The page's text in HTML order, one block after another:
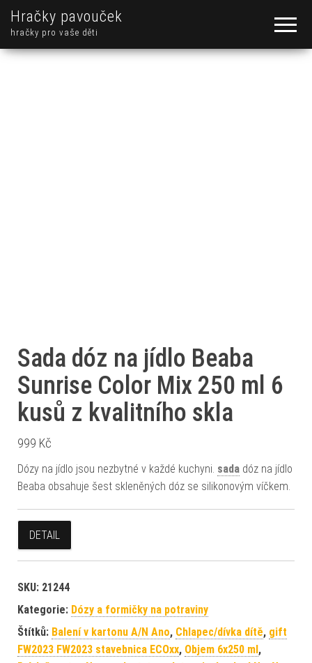
Hračky pavouček
hračky pro vaše děti
Sada dóz na jídlo Beaba
Sunrise Color Mix 250 ml 6
kusů z kvalitního skla
999 Kč
Dózy na jídlo jsou nezbytné v každé kuchyni. sada dóz na jídlo
Beaba obsahuje šest skleněných dóz se silikonovým víčkem.
DETAIL
SKU: 21244
Kategorie: Dózy a formičky na potraviny
Štítků: Balení v kartonu A/N Ano, Chlapec/dívka dítě, gift
FW2023 FW2023 stavebnica ECOxx, Objem 6x250 ml,